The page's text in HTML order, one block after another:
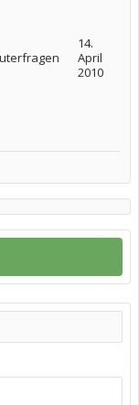
14.
April
2010